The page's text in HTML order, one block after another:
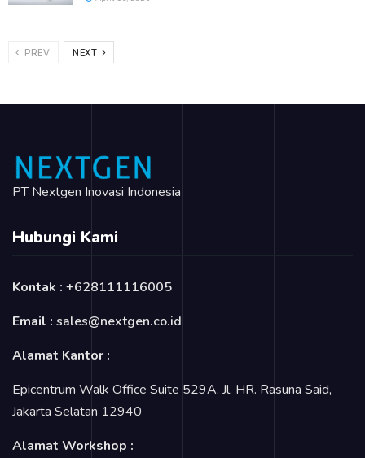
PREV NEXT
PT Nextgen Inovasi Indonesia
Hubungi Kami
Kontak : +628111116005
Email : sales@nextgen.co.id
Alamat Kantor :
Epicentrum Walk Office Suite 529A, Jl. HR. Rasuna Said,
Jakarta Selatan 12940
Alamat Workshop :